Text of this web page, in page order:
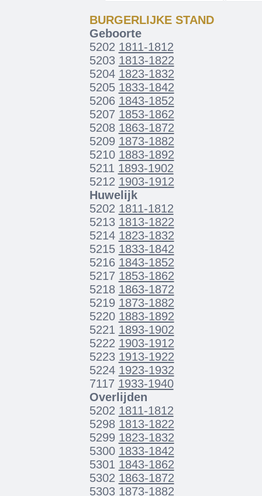
BURGERLIJKE STAND
Geboorte
5202 1811-1812
5203 1813-1822
5204 1823-1832
5205 1833-1842
5206 1843-1852
5207 1853-1862
5208 1863-1872
5209 1873-1882
5210 1883-1892
5211 1893-1902
5212 1903-1912
Huwelijk
5202 1811-1812
5213 1813-1822
5214 1823-1832
5215 1833-1842
5216 1843-1852
5217 1853-1862
5218 1863-1872
5219 1873-1882
5220 1883-1892
5221 1893-1902
5222 1903-1912
5223 1913-1922
5224 1923-1932
7117 1933-1940
Overlijden
5202 1811-1812
5298 1813-1822
5299 1823-1832
5300 1833-1842
5301 1843-1862
5302 1863-1872
5303 1873-1882